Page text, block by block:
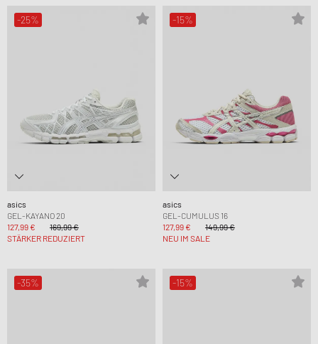
-25%
asics
GEL-KAYANO 20
127,99 €
169,99 €
STÄRKER REDUZIERT
-15%
asics
GEL-CUMULUS 16
127,99 €
149,99 €
NEU IM SALE
-35% -15%